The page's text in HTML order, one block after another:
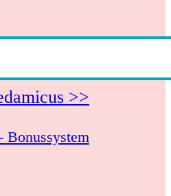
>>
Bonussystem